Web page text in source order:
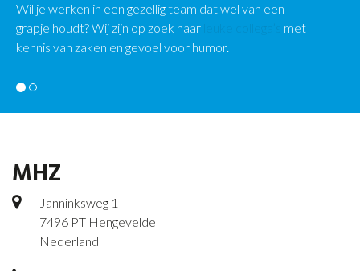
Wil je werken in een gezellig team dat wel van een
grapje houdt? Wij zijn op zoek naar
met
kennis van zaken en gevoel voor humor.
MHZ
Janninksweg 1
7496 PT Hengevelde
Nederland